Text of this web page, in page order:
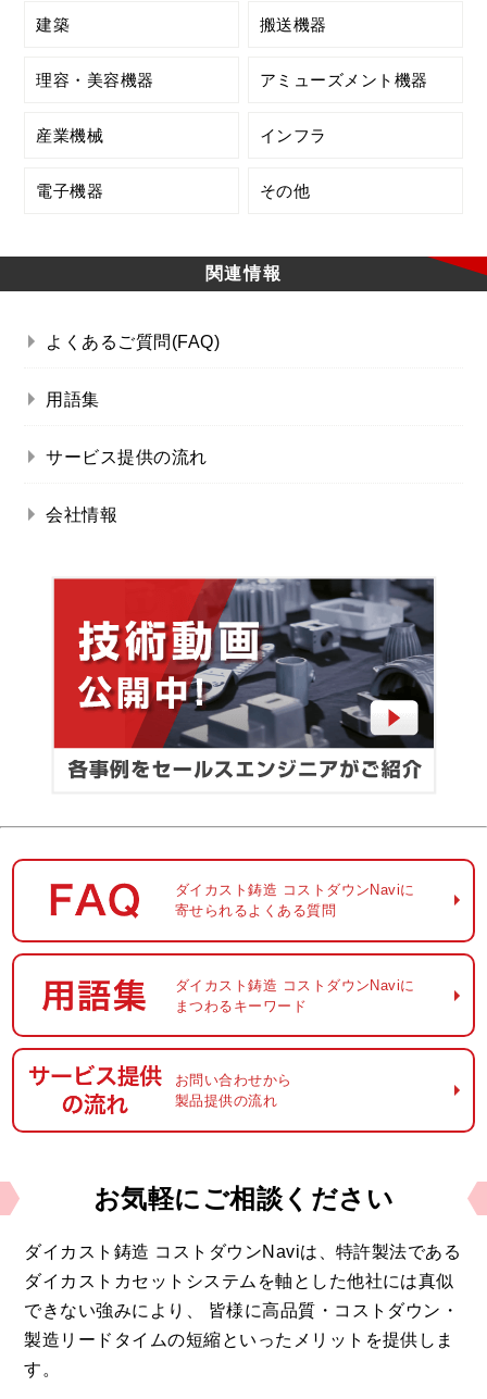
建築 搬送機器
理容・美容機器 アミューズメント機器
産業機械 インフラ
電子機器 その他
関連情報
よくあるご質問(FAQ)
用語集
サービス提供の流れ
会社情報
ダイカスト鋳造 コストダウンNaviに
寄せられるよくある質問
ダイカスト鋳造 コストダウンNaviに
まつわるキーワード
お問い合わせから
製品提供の流れ
お気軽にご相談ください
ダイカスト鋳造 コストダウンNaviは、特許製法である
ダイカストカセットシステムを軸とした他社には真似
できない強みにより、
皆様に高品質・コストダウン・
製造リードタイムの短縮といったメリットを提供しま
す。